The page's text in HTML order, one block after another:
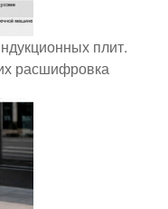
плит.
расшифровка